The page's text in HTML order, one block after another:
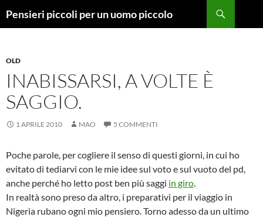
Pensieri piccoli per un uomo piccolo
OLD
INABISSARSI, A VOLTE È
SAGGIO.
1 APRILE 2010 MAO 5 COMMENTI
Poche parole, per cogliere il senso di questi giorni, in cui ho
evitato di tediarvi con le mie idee sul voto e sul vuoto del pd,
anche perché ho letto post ben più saggi in giro.
In realtà sono preso da altro, i preparativi per il viaggio in
Nigeria rubano ogni mio pensiero. Torno adesso da un ultimo